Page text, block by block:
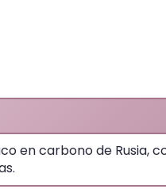
en carbono de Rusia,